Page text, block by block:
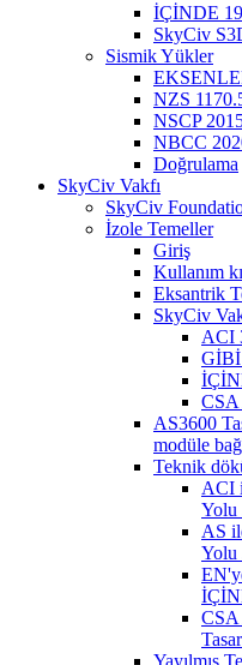
İÇİNDE
SkyCiv
Sismik Yükler
NZS
NSCP
NBCC
Doğrulama
SkyCiv Vakfı
SkyCiv
İzole Temeller
Giriş
Kullanım
Eksantrik
SkyCiv
ACI
GİBİ
CSA
AS3600
modüle
Teknik
ACI
Yolu
AS
Yolu
CSA